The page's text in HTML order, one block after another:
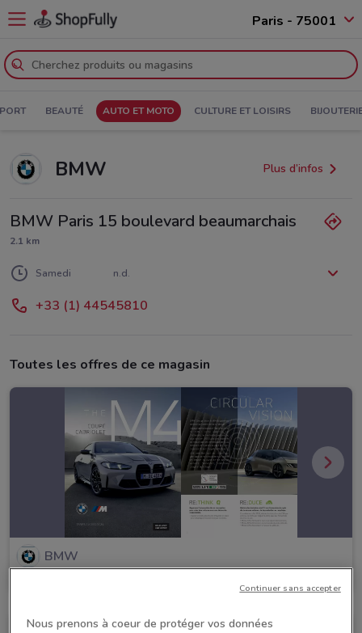
Paris - 75001
BEAUTÉ AUTO ET MOTO CULTURE ET LOISIRS
BMW Plus d’infos
BMW Paris 15 boulevard beaumarchais
2.1 km
Samedi n.d.
+33 (1) 44545810
Toutes les offres de ce magasin
BMW
Nous prenons à coeur de protéger vos données
Continuer sans accepter